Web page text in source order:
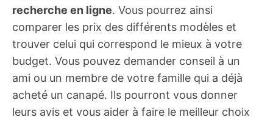
recherche en ligne. Vous pourrez ainsi
comparer les prix des différents modèles et
trouver celui qui correspond le mieux à votre
budget. Vous pouvez demander conseil à un
ami ou un membre de votre famille qui a déjà
acheté un canapé. Ils pourront vous donner
leurs avis et vous aider à faire le meilleur choix